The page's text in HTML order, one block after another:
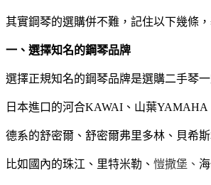
其實鋼琴的選購併不難，記住以下幾條
一、選擇知名的鋼琴品牌
選擇正規知名的鋼琴品牌是選購二手琴
日本進口的河合KAWAI、山葉YAMAHA
德系的舒密爾、舒密爾弗里多林、貝希斯
比如國內的珠江、里特米勒、 愷撒堡、